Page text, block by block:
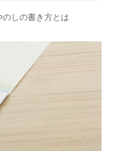
しの書き方とは